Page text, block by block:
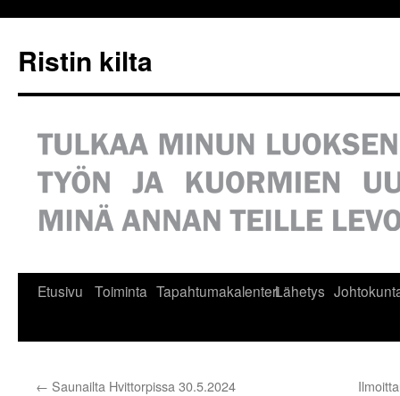
Ristin kilta
Etusivu Toiminta TapahtumakalenteriLähetys
← Saunailta Hvittorpissa 30.5.2024